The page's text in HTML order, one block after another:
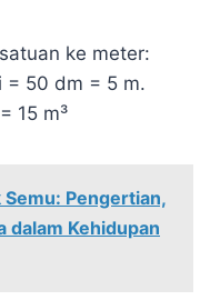
ke meter:
= 50 dm = 5 m.
15 m³
Pengertian,
dalam Kehidupan